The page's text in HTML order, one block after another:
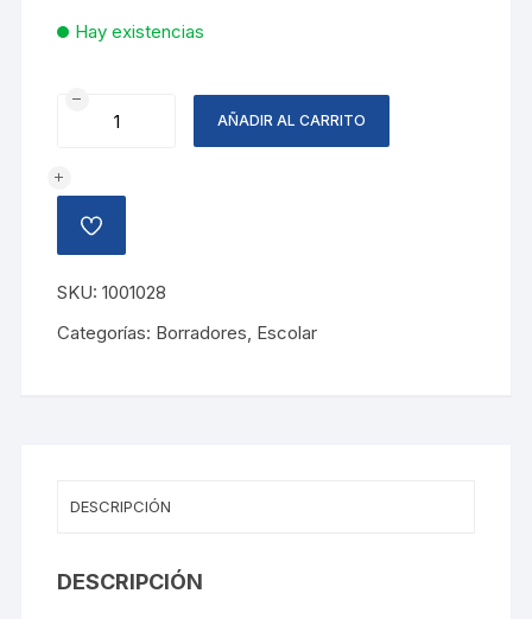
Hay existencias
BORRADOR
cantidad
AÑADIR AL CARRITO
AÑADIR
A
LISTA
DE
DESEOS
SKU:1001028
Categorías: Borradores, Escolar
DESCRIPCIÓN
DESCRIPCIÓN